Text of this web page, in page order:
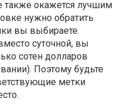
также окажется лучшим
нужно обратить
вы выбираете.
суточной, вы
сотен долларов
Поэтому будьте
метки